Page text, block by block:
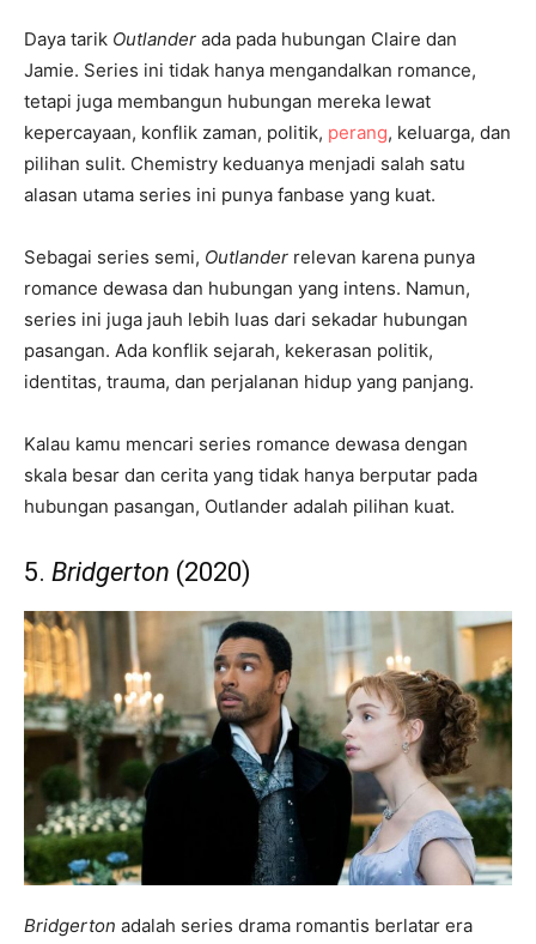
Daya tarik Outlander ada pada hubungan Claire dan
Jamie. Series ini tidak hanya mengandalkan romance,
tetapi juga membangun hubungan mereka lewat
kepercayaan, konflik zaman, politik, perang, keluarga, dan
pilihan sulit. Chemistry keduanya menjadi salah satu
alasan utama series ini punya fanbase yang kuat.
Sebagai series semi, Outlander relevan karena punya
romance dewasa dan hubungan yang intens. Namun,
series ini juga jauh lebih luas dari sekadar hubungan
pasangan. Ada konflik sejarah, kekerasan politik,
identitas, trauma, dan perjalanan hidup yang panjang.
Kalau kamu mencari series romance dewasa dengan
skala besar dan cerita yang tidak hanya berputar pada
hubungan pasangan, Outlander adalah pilihan kuat.
5. Bridgerton (2020)
Bridgerton adalah series drama romantis berlatar era